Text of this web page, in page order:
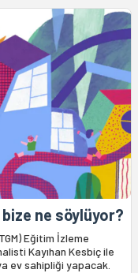
ne söylüyor?
Eğitim İzleme
Kayıhan Kesbiç ile
ev sahipliği yapacak.